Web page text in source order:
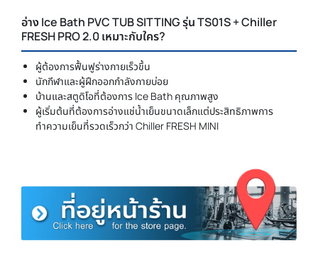
อ่าง Ice Bath PVC TUB SITTING รุ่น TS01S + Chiller
FRESH PRO 2.0 เหมาะกับใคร?
ผู้ต้องการฟื้นฟูร่างกายเร็วขึ้น
นักกีฬาและผู้ฝึกออกกำลังกายบ่อย
บ้านและสตูดิโอที่ต้องการ Ice Bath คุณภาพสูง
ผู้เริ่มต้นที่ต้องการอ่างแช่น้ำเย็นขนาดเล็กแต่ประสิทธิภาพการ
ทำความเย็นที่รวดเร็วกว่า Chiller FRESH MINI